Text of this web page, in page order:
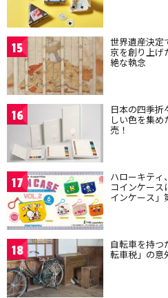
15 世界遺産決定
京を創り上げ
絶な執念
16 日本の四季
しい色を集
売！
17 ハローキティ
コインケース
インケース」
18 自転車を持つ
転車税」の意